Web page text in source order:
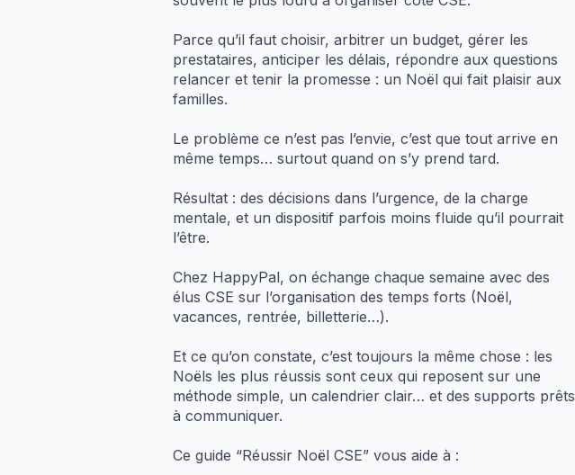
Parce qu’il faut choisir, arbitrer un budget, gérer les
prestataires, anticiper les délais, répondre aux questions
relancer et tenir la promesse : un Noël qui fait plaisir aux
familles.
Le problème ce n’est pas l’envie, c’est que tout arrive en
même temps… surtout quand on s’y prend tard.
Résultat : des décisions dans l’urgence, de la charge
mentale, et un dispositif parfois moins fluide qu’il pourrait
l’être.
Chez HappyPal, on échange chaque semaine avec des
élus CSE sur l’organisation des temps forts (Noël,
vacances, rentrée, billetterie…).
Et ce qu’on constate, c’est toujours la même chose : les
Noëls les plus réussis sont ceux qui reposent sur une
méthode simple, un calendrier clair… et des supports prêts
à communiquer.
Ce guide “Réussir Noël CSE” vous aide à :